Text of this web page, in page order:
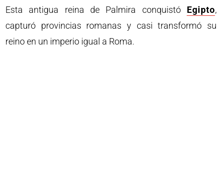
Esta antigua reina de Palmira conquistó Egipto,
capturó provincias romanas y casi transformó su
reino en un imperio igual a Roma.